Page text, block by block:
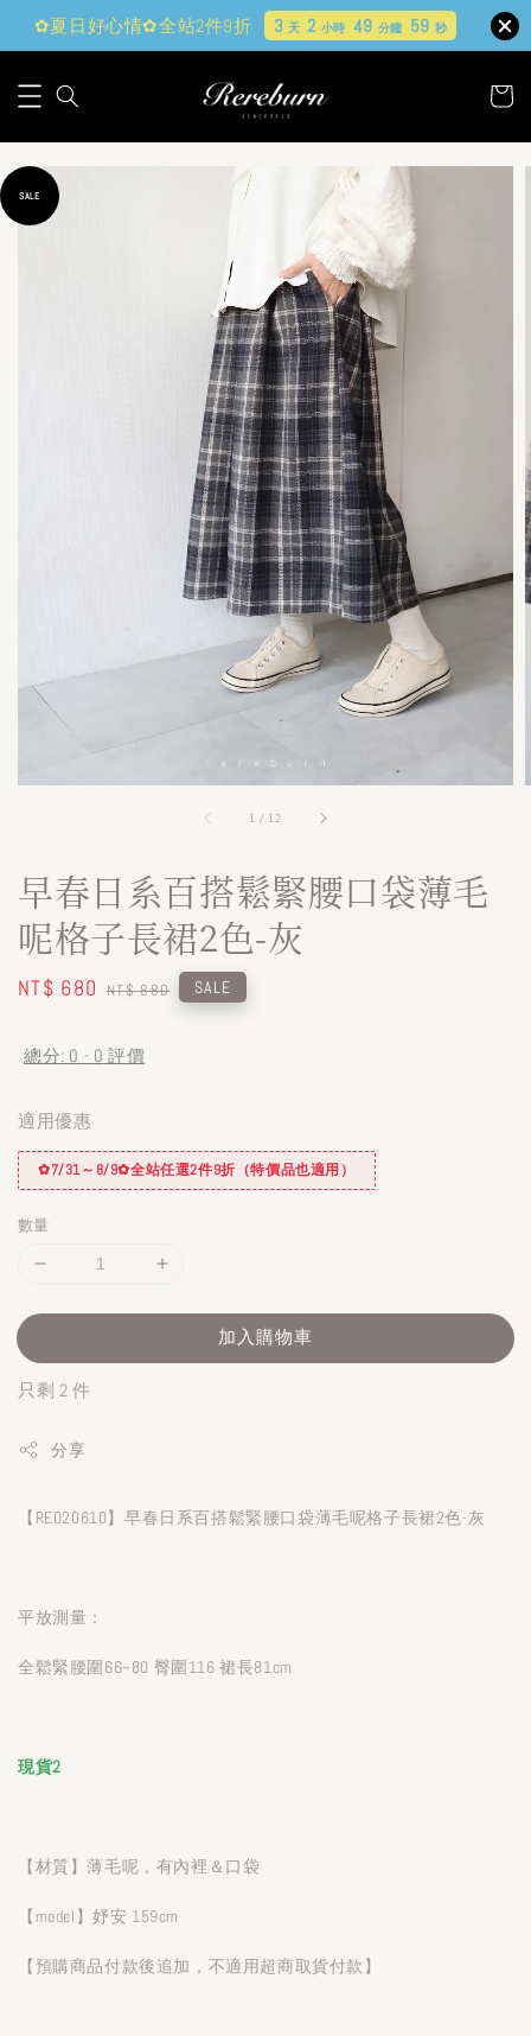
✿夏日好心情✿全站2件9折 3 天 2 小時 49 分鐘 58 秒
1 / 12
SALE
早春日系百搭鬆緊腰口袋薄毛
呢格子長裙2色-灰
Sale
NT$ 680 Regular
NT$ 880 SALE
總分: 0 - 0 評價
適用優惠
✿7/31～8/9✿全站任選2件9折（特價品也適用）
數量
加入購物車
只剩 2 件
分享
【RE020610】早春日系百搭鬆緊腰口袋薄毛呢格子長裙2色-灰
平放測量：
全鬆緊腰圍66~80 臀圍116 裙長81cm
現貨2
【材質】薄毛呢，有內裡＆口袋
【model】妤安 159cm
【預購商品付款後追加，不適用超商取貨付款】